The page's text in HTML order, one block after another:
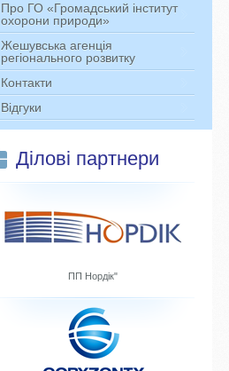
Про ГО «Громадський інститут
охорони природи»
Жешувська агенція
регіонального розвитку
Контакти
Відгуки
Ділові партнери
ПП Нордік"